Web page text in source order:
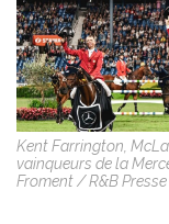
Kent Farrington,
vainqueurs de la
Froment / R&B Presse